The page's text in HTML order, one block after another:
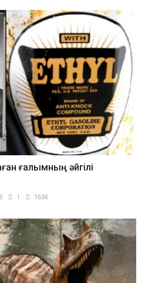
ғалымның әйгілі
1 1636